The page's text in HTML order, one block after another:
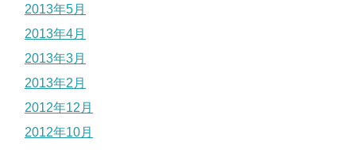
2013年5月
2013年4月
2013年3月
2013年2月
2012年12月
2012年10月